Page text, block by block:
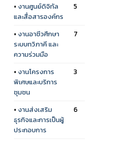
• งานศูนย์ดิจิทัล
และสื่อสารองค์กร
5
• งานอาชีวศึกษา
ระบบทวิภาคี และ
ความร่วมมือ
7
• งานโครงการ
พิเศษและบริการ
ชุมชน
3
• งานส่งเสริม
ธุรกิจและการเป็นผู้
ประกอบการ
6